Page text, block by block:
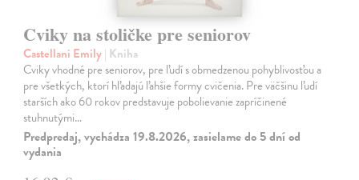
Cviky na stoličke pre seniorov
Castellani Emily| Kniha
Cviky vhodné pre seniorov, pre ľudí s obmedzenou pohyblivosťou a
pre všetkých, ktorí hľadajú ľahšie formy cvičenia. Pre väčšinu ľudí
starších ako 60 rokov predstavuje pobolievanie zapríčinené
stuhnutými…
Predpredaj, vychádza 19.8.2026, zasielame do 5 dní od
vydania